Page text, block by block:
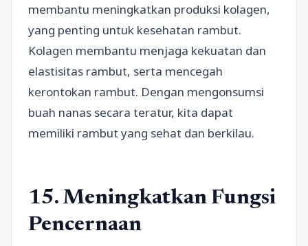
membantu meningkatkan produksi kolagen,
yang penting untuk kesehatan rambut.
Kolagen membantu menjaga kekuatan dan
elastisitas rambut, serta mencegah
kerontokan rambut. Dengan mengonsumsi
buah nanas secara teratur, kita dapat
memiliki rambut yang sehat dan berkilau.
15. Meningkatkan Fungsi
Pencernaan